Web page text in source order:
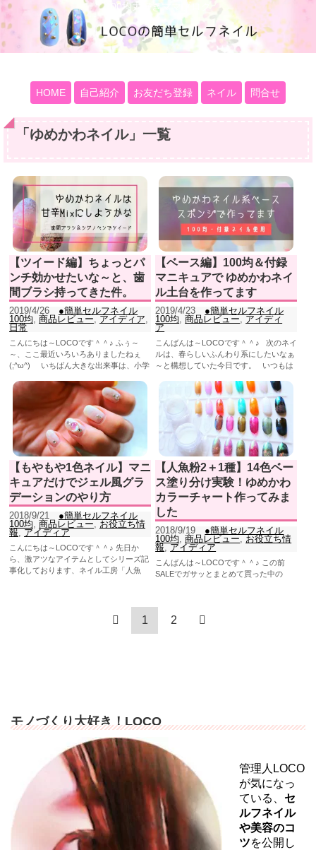
100均大好きママブログ
HOME 自己紹介 お友だち登録 ネイル 問合せ
「 ゆめかわネイル」 一覧
【ツイード編】ちょっとパ
ンチ効かせたいな～と、歯
間ブラシ持ってきた件。
2019/4/26
●簡単セルフネイル
100均, 商品レビュー, アイディア,
日常
こんにちは～LOCOです＾＾♪ ふぅ～
～、ここ最近いろいろありましたねぇ
(;^ω^) いちばん大きな出来事は、小学
【ベース編】100均＆付録
マニキュアで ゆめかわネイ
ル土台を作ってます
2019/4/23
●簡単セルフネイル
100均,商品レビュー, アイディ
ア
こんばんは～LOCOです＾＾♪ 次のネイ
ルは、春らしいふんわり系にしたいなぁ
～と構想していた今日です。 いつもは
【もやもや1色ネイル】マニ
キュアだけでジェル風グラ
デーションのやり方
2018/9/21
●簡単セルフネイル
100均, 商品レビュー, お役立ち情
報, アイディア
こんにちは～LOCOです＾＾♪ 先日か
ら、激アツなアイテムとしてシリーズ記
事化しております、ネイル工房「人魚
【人魚粉2＋1種】14色ベー
ス塗り分け実験！ゆめかわ
カラーチャート作ってみま
した
2018/9/19
●簡単セルフネイル
100均,商品レビュー, お役立ち情
報, アイディア
こんばんは～LOCOです＾＾♪ この前
SALEでガサッとまとめて買った中の
1 2
モノづくり大好き！LOCO
管理人LOCO
が気になっ
ている、 セ
ルフネイル
や美容のコ
ツを公開し